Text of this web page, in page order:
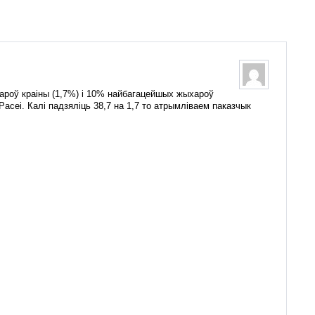
краіны (1,7%) і 10% найбагацейшых жыхароў
Калі падзяліць 38,7 на 1,7 то атрымліваем паказчык